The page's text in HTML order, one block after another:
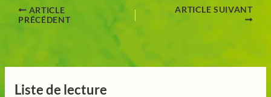
ARTICLE
PRÉCÉDENT
ARTICLE SUIVANT
Liste de lecture